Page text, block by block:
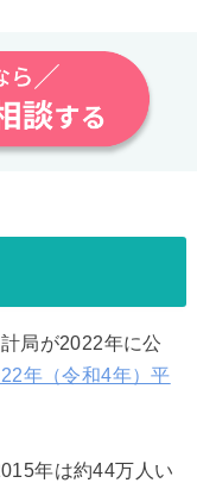
局が2022年に公
年（令和4年）平
年は約44万人い